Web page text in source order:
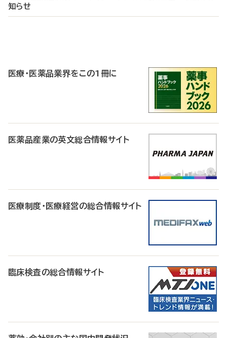
知らせ
医療・医薬品業界をこの1冊に
医薬品産業の英文総合情報サイト
医療制度・医療経営の総合情報サイト
臨床検査の総合情報サイト